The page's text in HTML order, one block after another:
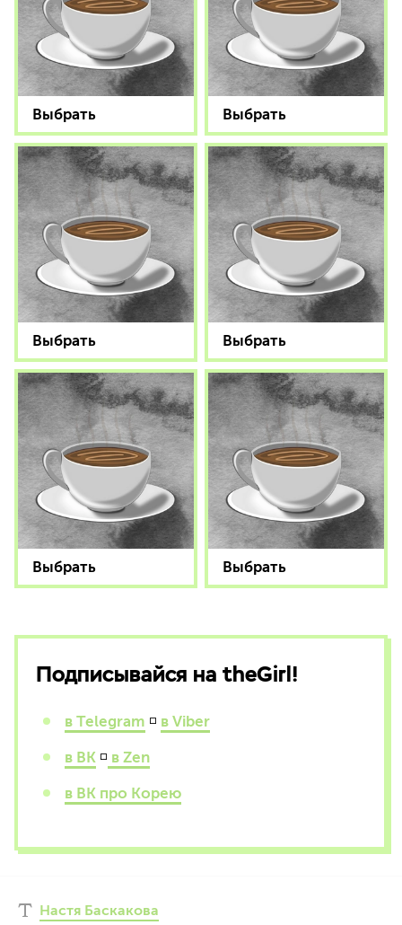
Выбрать Выбрать
Выбрать Выбрать
Выбрать Выбрать
Подписывайся на theGirl!
в Telegram ◽ в Viber
в ВК ◽ в Zen
в ВК про Корею
Настя Баскакова